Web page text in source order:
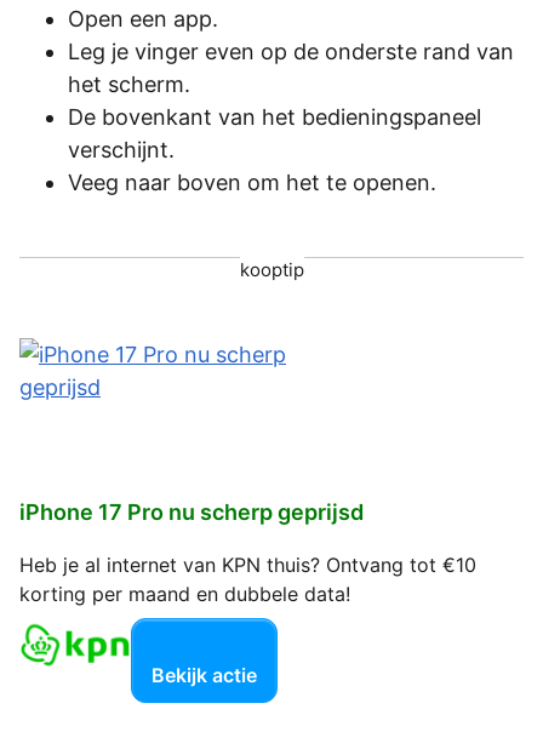
Open een app.
Leg je vinger even op de onderste rand van
het scherm.
De bovenkant van het bedieningspaneel
verschijnt.
Veeg naar boven om het te openen.
kooptip
iPhone 17 Pro nu scherp geprijsd
Heb je al internet van KPN thuis? Ontvang tot €10
korting per maand en dubbele data!
Bekijk actie